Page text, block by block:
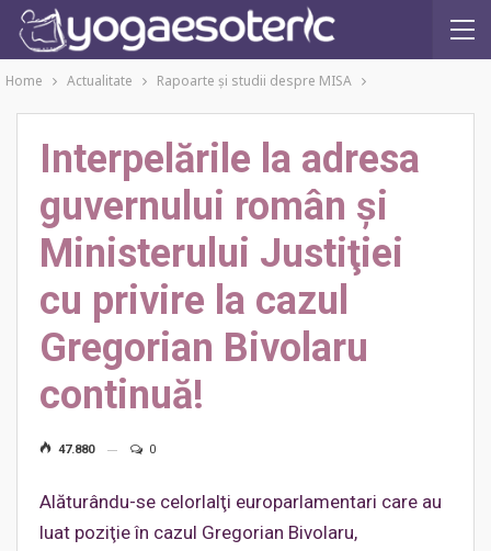
Home Actualitate Rapoarte şi studii despre MISA
Interpelările la adresa
guvernului român şi
Ministerului Justiţiei
cu privire la cazul
Gregorian Bivolaru
continuă!
47.880 0
Alăturându-se celorlalţi europarlamentari care au
luat poziţie în cazul Gregorian Bivolaru,